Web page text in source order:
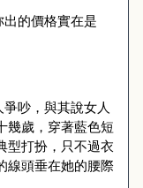
出的價格實在是
吵，與其說女人
幾歲，穿著藍色短
型打扮，只不過衣
線頭垂在她的腰際